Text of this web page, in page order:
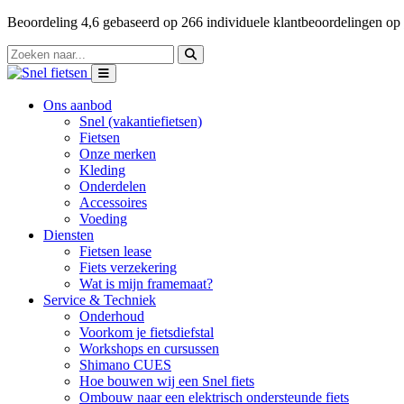
Beoordeling 4,6 gebaseerd op 266 individuele klantbeoordelingen op
Ons aanbod
Snel (vakantiefietsen)
Fietsen
Onze merken
Kleding
Onderdelen
Accessoires
Voeding
Diensten
Fietsen lease
Fiets verzekering
Wat is mijn framemaat?
Service & Techniek
Onderhoud
Voorkom je fietsdiefstal
Workshops en cursussen
Shimano CUES
Hoe bouwen wij een Snel fiets
Ombouw naar een elektrisch ondersteunde fiets